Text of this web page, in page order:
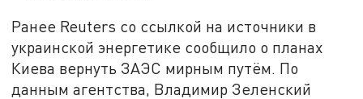
Ранее Reuters со ссылкой на источники в
украинской энергетике сообщило о планах
Киева вернуть ЗАЭС мирным путём. По
данным агентства, Владимир Зеленский